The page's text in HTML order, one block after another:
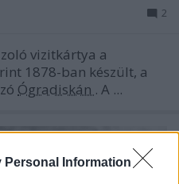
Personal Information
2
vizitkártya a
1878-ban készült, a
Ógradiskán . A ...